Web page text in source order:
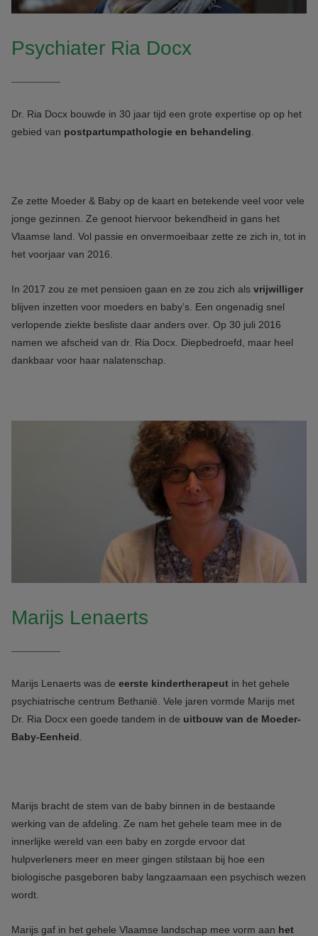
Psychiater Ria Docx
Dr. Ria Docx bouwde in 30 jaar tijd een grote expertise op op het
gebied van postpartumpathologie en behandeling
Ze zette Moeder & Baby op de kaart en betekende veel voor vele
jonge gezinnen. Ze genoot hiervoor bekendheid in gans het
Vlaamse land. Vol passie en onvermoeibaar zette ze zich in, tot in
het voorjaar van 2016.
In 2017 zou ze met pensioen gaan en ze zou zich als vrijwilliger
blijven inzetten voor moeders en baby’s. Een ongenadig snel
verlopende ziekte besliste daar anders over. Op 30 juli 2016
namen we afscheid van dr. Ria Docx. Diepbedroefd, maar heel
dankbaar voor haar nalatenschap.
Marijs Lenaerts
Marijs Lenaerts was de eerste kindertherapeut in het gehele
psychiatrische centrum Bethanië. Vele jaren vormde Marijs met
Dr. Ria Docx een goede tandem in de uitbouw van de Moeder-
Baby-Eenheid
Marijs bracht de stem van de baby binnen in de bestaande
werking van de afdeling. Ze nam het gehele team mee in de
innerlijke wereld van een baby en zorgde ervoor dat
hulpverleners meer en meer gingen stilstaan bij hoe een
biologische pasgeboren baby langzaamaan een psychisch wezen
wordt.
Marijs gaf in het gehele Vlaamse landschap mee vorm aan het